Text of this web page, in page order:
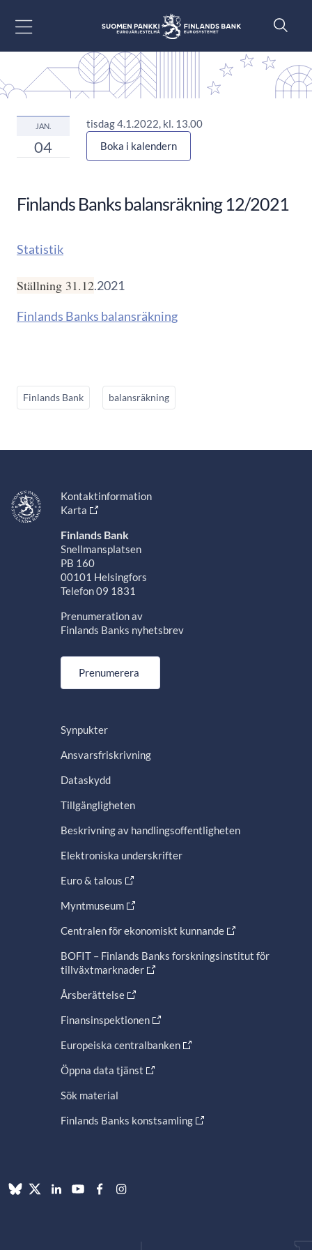
JAN.
04
tisdag 4.1.2022, kl. 13.00
Boka i kalendern
Finlands Banks balansräkning 12/2021
Statistik
Ställning 31.12.2021
Finlands Banks balansräkning
Finlands Bank balansräkning
Kontaktinformation
Karta
Finlands Bank
Snellmansplatsen
PB 160
00101 Helsingfors
Telefon 09 1831
Prenumeration av
Finlands Banks nyhetsbrev
Prenumerera
Synpukter
Ansvarsfriskrivning
Dataskydd
Tillgängligheten
Beskrivning av handlingsoffentligheten
Elektroniska underskrifter
Euro & talous
Myntmuseum
Centralen för ekonomiskt kunnande
BOFIT – Finlands Banks forskningsinstitut för
tillväxtmarknader
Årsberättelse
Finansinspektionen
Europeiska centralbanken
Öppna data tjänst
Sök material
Finlands Banks konstsamling